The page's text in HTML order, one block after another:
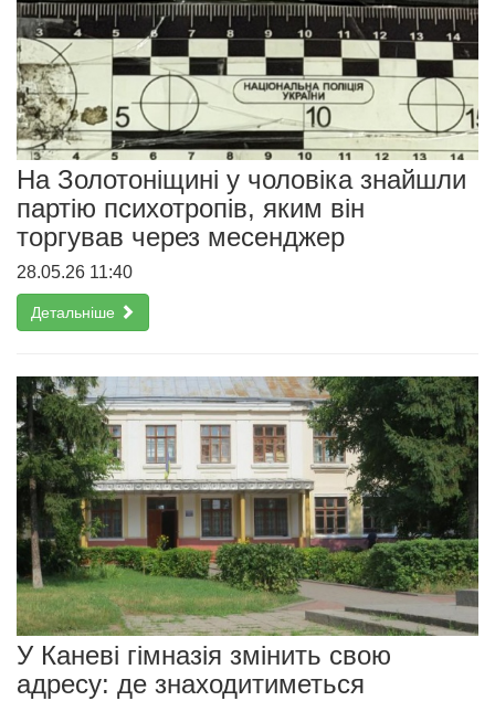
На Золотоніщині у чоловіка знайшли
партію психотропів, яким він
торгував через месенджер
28.05.26 11:40
Детальніше
У Каневі гімназія змінить свою
адресу: де знаходитиметься